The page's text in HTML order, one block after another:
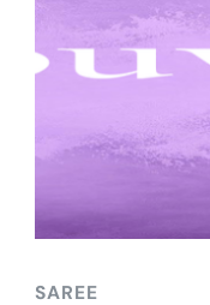
SAREE